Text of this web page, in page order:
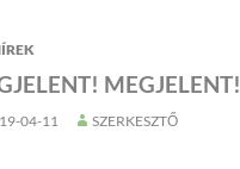
MEGJELENT!
04-11 SZERKESZTŐ